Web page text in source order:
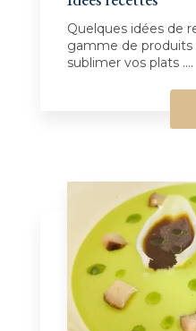
Quelques idées de
gamme de produits
sublimer vos plats ....